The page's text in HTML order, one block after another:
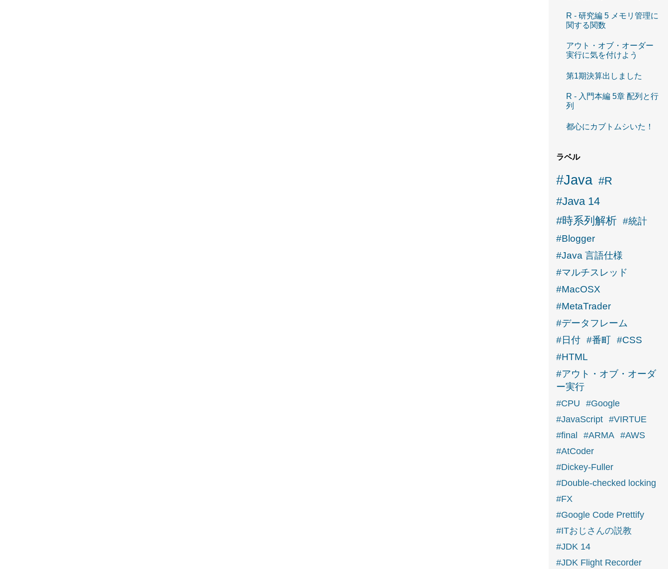
R - 研究編 5 メモリ管理に
関する関数
アウト・オブ・オーダー
実行に気を付けよう
第1期決算出しました
R - 入門本編 5章 配列と行
列
都心にカブトムシいた！
ラベル
#Java #R
#Java 14
#時系列解析 #統計
#Blogger
#Java 言語仕様
#マルチスレッド
#MacOSX
#MetaTrader
#データフレーム
#日付 #番町 #CSS
#HTML
#アウト・オブ・オーダ
ー実行
#CPU
#Google
#JavaScript #VIRTUE
#final
#ARMA #AWS
#AtCoder
#Dickey-Fuller
#Double-checked locking
#FX
#Google Code Prettify
#ITおじさんの説教
#JDK 14
#JDK Flight Recorder